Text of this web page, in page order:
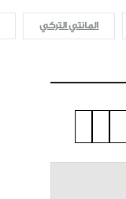
المانتي التركي